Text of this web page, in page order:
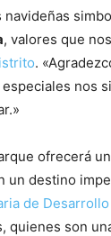
, valores que
.
nos
ofrecerá
un destino
de
quienes son